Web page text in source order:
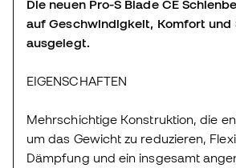
Die neuen Pro-S Blade CE
auf Geschwindigkeit, Komfort und
ausgelegt.
EIGENSCHAFTEN
Mehrschichtige Konstruktion, die
um das Gewicht zu reduzieren,
Dämpfung und ein insgesamt